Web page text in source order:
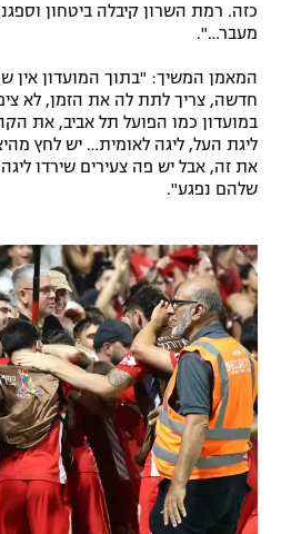
תקנון פעילות ספורט 1
רשיון להקרנה פומבית לבית עסק
הצטרפות לחבילת הערוצים
לוח דרושים – ג'ובנט
המגזין
כזה. רמת השרון קיבלה ביטחון
מעבר…".
המאמן המשיך: "בתוך המועדון אין
חדשה, צריך לתת לה את הזמן, לא
במועדון כמו הפועל תל אביב, את
ליגת העל, ליגה לאומית… יש לחץ
את זה, אבל יש פה צעירים שירדו
שלהם נפגע".